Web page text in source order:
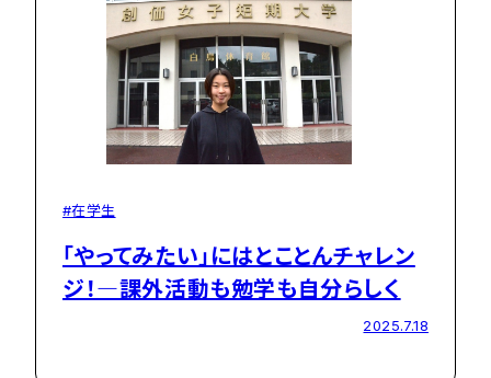
#在学生
「やってみたい」にはとことんチャレン
ジ！―課外活動も勉学も自分らしく
2025.7.18